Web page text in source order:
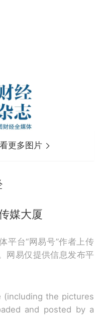
更多图片
媒大厦
平台“网易号”作者上传
网易仅提供信息发布平
the pictures
and posted by a